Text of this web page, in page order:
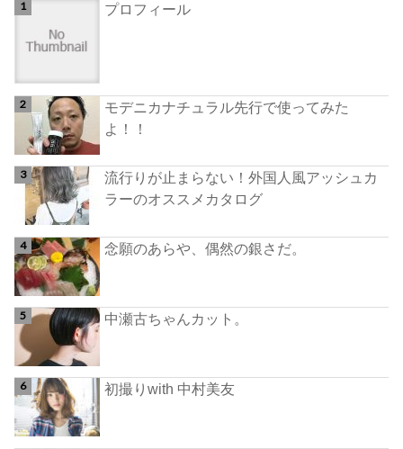
プロフィール
モデニカナチュラル先行で使ってみた
よ！！
流行りが止まらない！外国人風アッシュカ
ラーのオススメカタログ
念願のあらや、偶然の銀さだ。
中瀬古ちゃんカット。
初撮りwith 中村美友